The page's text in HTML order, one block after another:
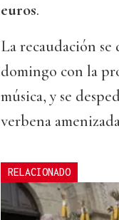
euros.
La recaudación se
domingo con la
música, y se
verbena
RELACIONADO